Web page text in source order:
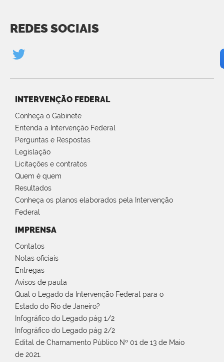
REDES SOCIAIS
INTERVENÇÃO FEDERAL
Conheça o Gabinete
Entenda a Intervenção Federal
Perguntas e Respostas
Legislação
Licitações e contratos
Quem é quem
Resultados
Conheça os planos elaborados pela Intervenção
Federal
IMPRENSA
Contatos
Notas oficiais
Entregas
Avisos de pauta
Qual o Legado da Intervenção Federal para o
Estado do Rio de Janeiro?
Infográfico do Legado pág 1/2
Infográfico do Legado pág 2/2
Edital de Chamamento Público Nº 01 de 13 de Maio
de 2021.